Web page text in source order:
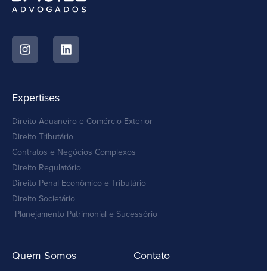
Expertises
Direito Aduaneiro e Comércio Exterior
Direito Tributário
Contratos e Negócios Complexos
Direito Regulatório
Direito Penal Econômico e Tributário
Direito Societário
Planejamento Patrimonial e Sucessório
Quem Somos Contato